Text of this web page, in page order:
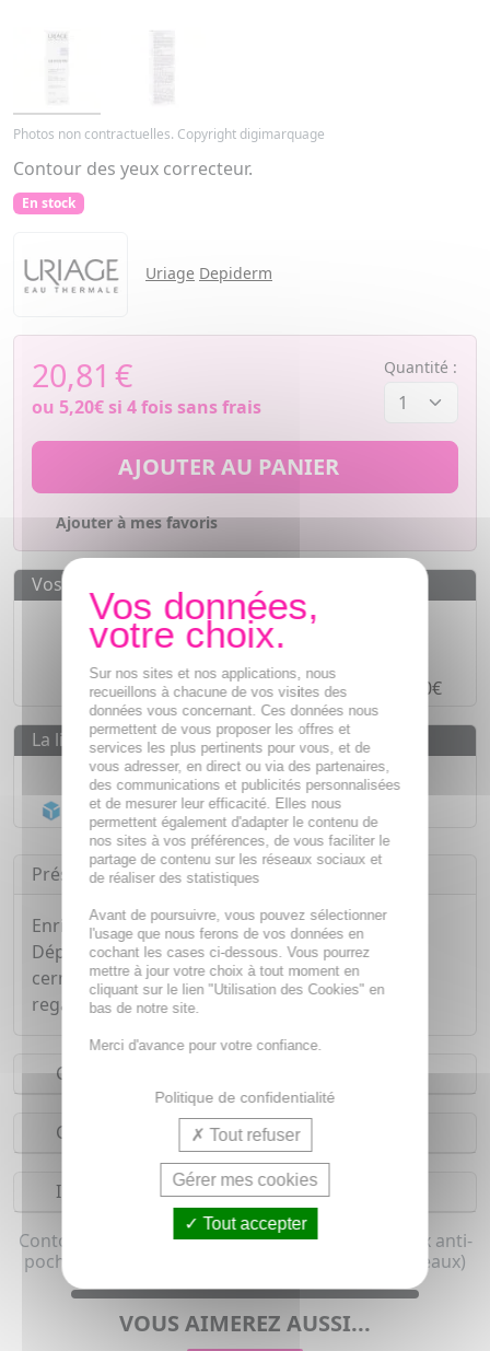
Photos non contractuelles. Copyright digimarquage
Contour des yeux correcteur.
En stock
Uriage Depiderm
20,81 €
ou 5,20€si 4 fois sans frais
Quantité :
AJOUTER AU PANIER
Ajouter à mes favoris
Vos avantages
Des prixIMBATTABLES
Paiement en ligneSÉCURISÉ
Paiement en4 fois sans fraisà partir de 30€
La livraison
Livraison gratuite dès55€
Acheminement Chronoposten 24h*
Présentation
Enrichi en niacinamide, le contour des yeux
Dépiderm URIAGE estompe les tâches et les
cernes, lisse les poches et unifie le teint pour un
regard lumineux et défatigué.
Conseils d'utilisation
Composition
Indications
Contour des yeux anti cernes et Contour des yeux anti-
poches pour femme et homme (Tous types de peaux)
VOUS AIMEREZ AUSSI...
Sur nos sites et nos applications, nous
recueillons à chacune de vos visites des
données vous concernant. Ces données nous
permettent de vous proposer les offres et
services les plus pertinents pour vous, et de
vous adresser, en direct ou via des partenaires,
des communications et publicités personnalisées
et de mesurer leur efficacité. Elles nous
permettent également d'adapter le contenu de
nos sites à vos préférences, de vous faciliter le
partage de contenu sur les réseaux sociaux et
de réaliser des statistiques
Avant de poursuivre, vous pouvez sélectionner
l'usage que nous ferons de vos données en
cochant les cases ci-dessous. Vous pourrez
mettre à jour votre choix à tout moment en
cliquant sur le lien "Utilisation des Cookies" en
bas de notre site.
Merci d'avance pour votre confiance.
Politique de confidentialité
Tout refuser
Gérer mes cookies
Tout accepter